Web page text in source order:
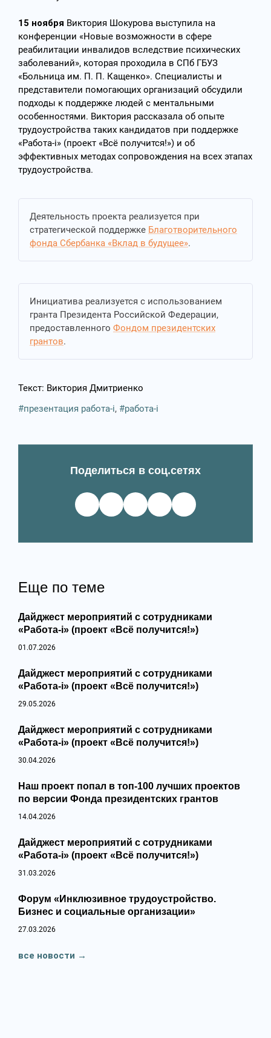
15 ноября Виктория Шокурова выступила на
конференции «Новые возможности в сфере
реабилитации инвалидов вследствие психических
заболеваний», которая проходила в СПб ГБУЗ
«Больница им. П. П. Кащенко». Специалисты и
представители помогающих организаций обсудили
подходы к поддержке людей с ментальными
особенностями. Виктория рассказала об опыте
трудоустройства таких кандидатов при поддержке
«Работа-i» (проект «Всё получится!») и об
эффективных методах сопровождения на всех этапах
трудоустройства.
Деятельность проекта реализуется при
стратегической поддержке Благотворительного
фонда Сбербанка «Вклад в будущее».
Инициатива реализуется с использованием
гранта Президента Российской Федерации,
предоставленного Фондом президентских
грантов.
Текст: Виктория Дмитриенко
презентация работа-i, работа-i
Поделиться в соц.сетях
Еще по теме
Дайджест мероприятий с сотрудниками
«Работа-i» (проект «Всё получится!»)
01.07.2026
Дайджест мероприятий с сотрудниками
«Работа-i» (проект «Всё получится!»)
29.05.2026
Дайджест мероприятий с сотрудниками
«Работа-i» (проект «Всё получится!»)
30.04.2026
Наш проект попал в топ‑100 лучших проектов
по версии Фонда президентских грантов
14.04.2026
Дайджест мероприятий с сотрудниками
«Работа-i» (проект «Всё получится!»)
31.03.2026
Форум «Инклюзивное трудоустройство.
Бизнес и социальные организации»
27.03.2026
все новости →